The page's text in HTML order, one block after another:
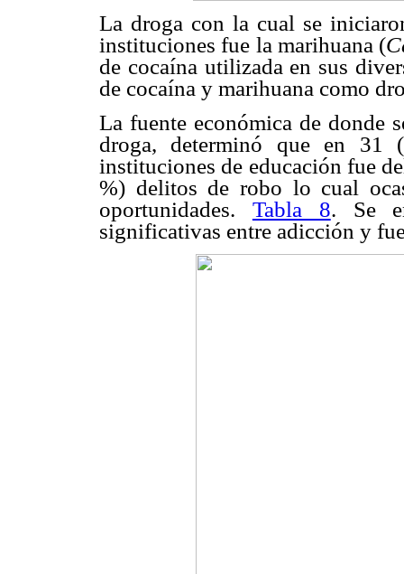
La droga con la cual se
instituciones fue la marihuana (
de cocaína utilizada en sus
de cocaína y marihuana como
La fuente económica de donde
droga, determinó que en 31
instituciones de educación fue
%) delitos de robo lo cual
oportunidades. Tabla 8. Se
significativas entre adicción y